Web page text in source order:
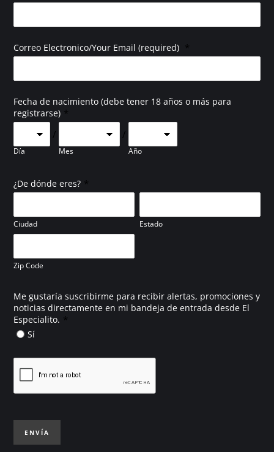
Correo Electronico/Your Email (required) *
Fecha de nacimiento (debe tener 18 años o más para
registrarse) *
Día
/
Mes
/
Año
¿De dónde eres? *
Ciudad Estado
Zip Code
Me gustaría suscribirme para recibir alertas, promociones y
noticias directamente en mi bandeja de entrada desde El
Especialito. *
Sí
ENVÍA